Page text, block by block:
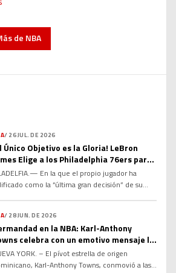
de NBA
/ 26 JUL. DE 2026
Único Objetivo es la Gloria! LeBron
Elige a los Philadelphia 76ers para
Capítulo de su Leyenda
En la que el propio jugador ha
como la “última gran decisión” de su
mundial al acordar un contrato por dos
y US$8 millones con los Philadelphia
Tras comunicar a Los Angeles Lakers […]
/ 28 JUN. DE 2026
en la NBA: Karl-Anthony
celebra con un emotivo mensaje la
de Jose Alvarado
YORK. – El pívot estrella de origen
Karl-Anthony Towns, conmovió a las